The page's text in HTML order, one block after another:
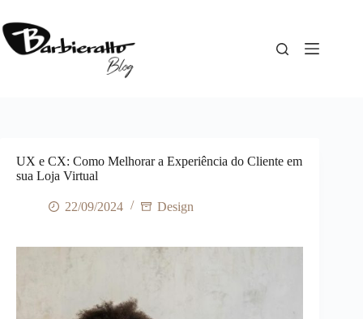
para
o
conteúdo
UX e CX: Como Melhorar a Experiência do Cliente em
sua Loja Virtual
22/09/2024 Design